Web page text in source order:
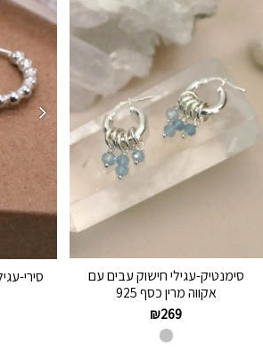
סימנטיק-עגילי חישוק עבים עם
אקווה מרין כסף 925
₪269
סירי-